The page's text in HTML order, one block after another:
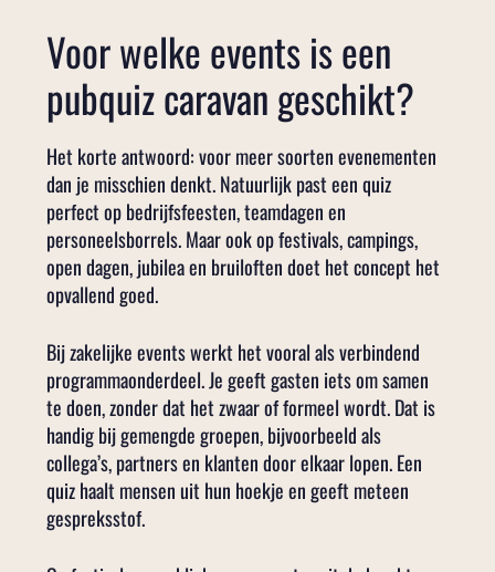
Voor welke events is een
pubquiz caravan geschikt?
Het korte antwoord: voor meer soorten evenementen
dan je misschien denkt. Natuurlijk past een quiz
perfect op bedrijfsfeesten, teamdagen en
personeelsborrels. Maar ook op festivals, campings,
open dagen, jubilea en bruiloften doet het concept het
opvallend goed.
Bij zakelijke events werkt het vooral als verbindend
programmaonderdeel. Je geeft gasten iets om samen
te doen, zonder dat het zwaar of formeel wordt. Dat is
handig bij gemengde groepen, bijvoorbeeld als
collega’s, partners en klanten door elkaar lopen. Een
quiz haalt mensen uit hun hoekje en geeft meteen
gespreksstof.